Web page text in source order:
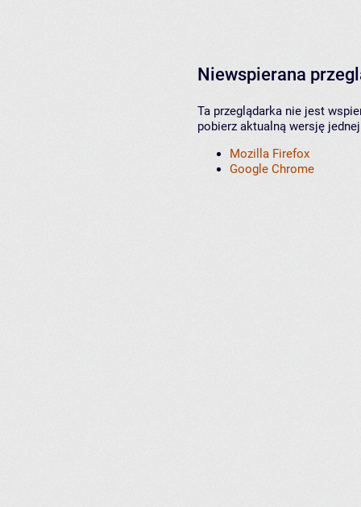
Niewspierana
Ta przeglądarka nie jest
pobierz aktualną wersję
Mozilla Firefox
Google Chrome